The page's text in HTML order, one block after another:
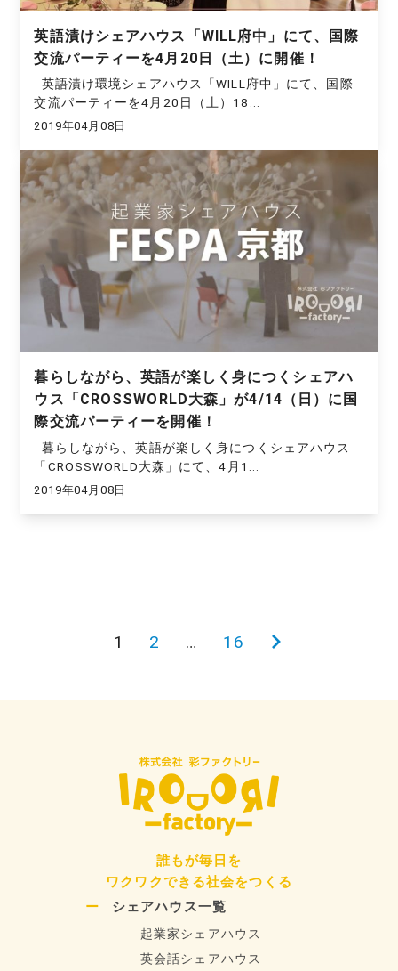
英語漬けシェアハウス「WILL府中」にて、国際
交流パーティーを4月20日（土）に開催！
英語漬け環境シェアハウス「WILL府中」にて、国際
交流パーティーを4月20日（土）18...
2019年04月08日
暮らしながら、英語が楽しく身につくシェアハ
ウス「CROSSWORLD大森」が4/14（日）に国
際交流パーティーを開催！
暮らしながら、英語が楽しく身につくシェアハウス
「CROSSWORLD大森」にて、4月1...
2019年04月08日
1 2 … 16
次
誰もが毎日を
ワクワクできる社会をつくる
シェアハウス一覧
起業家シェアハウス
英会話シェアハウス